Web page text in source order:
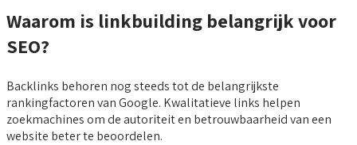
Waarom is linkbuilding belangrijk voor
SEO?
Backlinks behoren nog steeds tot de belangrijkste
rankingfactoren van Google. Kwalitatieve links helpen
zoekmachines om de autoriteit en betrouwbaarheid van een
website beter te beoordelen.